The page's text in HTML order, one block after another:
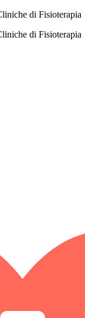
di Fisioterapia
di Fisioterapia